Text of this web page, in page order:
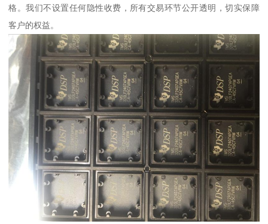
格。我们不设置任何隐性收费，所有交易环节公开透明，切实保障
客户的权益。